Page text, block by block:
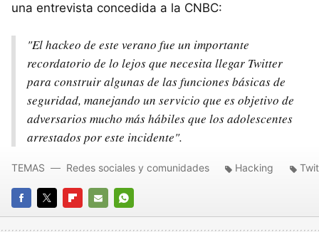
una entrevista concedida a la CNBC:
"El hackeo de este verano fue un importante
recordatorio de lo lejos que necesita llegar Twitter
para construir algunas de las funciones básicas de
seguridad, manejando un servicio que es objetivo de
adversarios mucho más hábiles que los adolescentes
arrestados por este incidente".
FACEBOOK
TWITTERFLIPBOARD
E-
WHATSAPP
TEMAS Redes sociales y comunidades Hacking